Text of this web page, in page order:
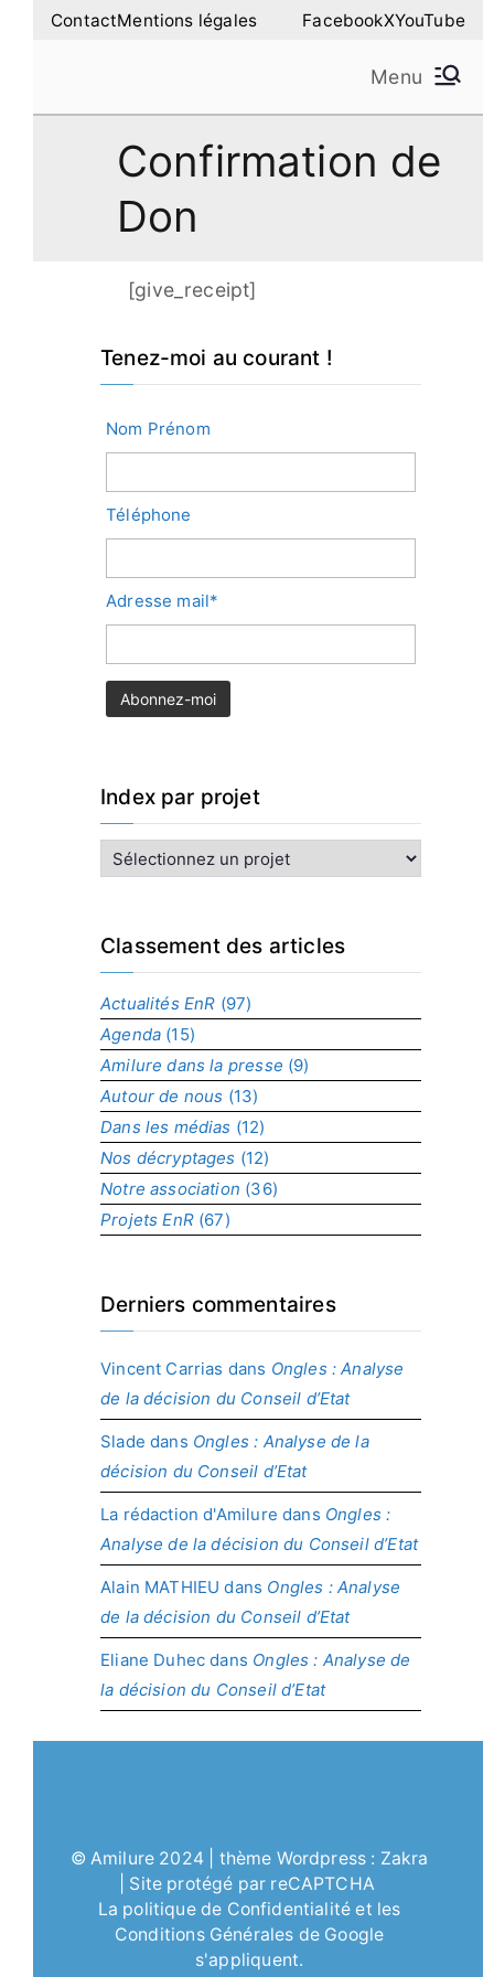
Aller
ContactMentions légales FacebookXYouTube
Amilure – Les Amis
de la Montagne de
Lure
Menu
Confirmation de
Don
[give_receipt]
Tenez-moi au courant !
Nom Prénom
Téléphone
Adresse mail*
Index par projet
n
x
r
p
r
o
j
e
t
Classement des articles
Actualités EnR (97)
Agenda (15)
Amilure dans la presse (9)
Autour de nous (13)
Dans les médias (12)
Nos décryptages (12)
Notre association (36)
Projets EnR(67)
Derniers commentaires
Vincent Carrias dans Ongles : Analyse
de la décision du Conseil d’Etat
Slade dans Ongles : Analyse de la
décision du Conseil d’Etat
La rédaction d'Amilure dans Ongles :
Analyse de la décision du Conseil d’Etat
Alain MATHIEU dans Ongles : Analyse
de la décision du Conseil d’Etat
Eliane Duhec dans Ongles : Analyse de
la décision du Conseil d’Etat
© Amilure 2024 | thème Wordpress : Zakra
| Site protégé par reCAPTCHA
La politique de Confidentialité et les
Conditions Générales de Google
s'appliquent.